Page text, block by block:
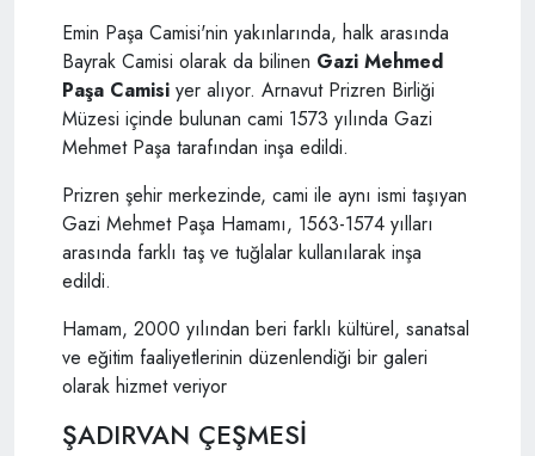
Emin Paşa Camisi'nin yakınlarında, halk arasında
Bayrak Camisi olarak da bilinen Gazi Mehmed
Paşa Camisi yer alıyor. Arnavut Prizren Birliği
Müzesi içinde bulunan cami 1573 yılında Gazi
Mehmet Paşa tarafından inşa edildi.
Prizren şehir merkezinde, cami ile aynı ismi taşıyan
Gazi Mehmet Paşa Hamamı, 1563-1574 yılları
arasında farklı taş ve tuğlalar kullanılarak inşa
edildi.
Hamam, 2000 yılından beri farklı kültürel, sanatsal
ve eğitim faaliyetlerinin düzenlendiği bir galeri
olarak hizmet veriyor
ŞADIRVAN ÇEŞMESİ